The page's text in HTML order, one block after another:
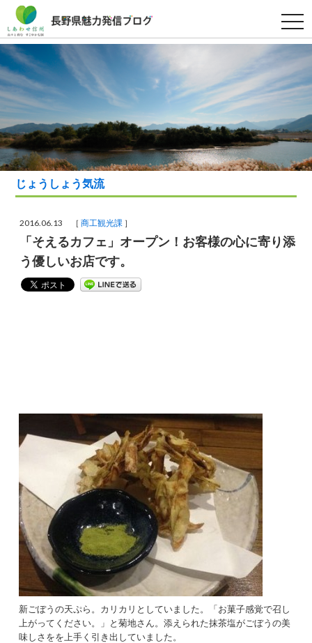
t
o
g
l
e
n
a
g
a
t
o
じょうしょう気流
2016.06.13 ［商工観光課 ］
「そえるカフェ」オープン！お客様の心に寄り添
う優しいお店です。
新ごぼうの天ぷら。カリカリとしていました。「お菓子感覚で召し
上がってください。」と菊地さん。添えられた抹茶塩がごぼうの美
味しさをを上手く引き出していました。